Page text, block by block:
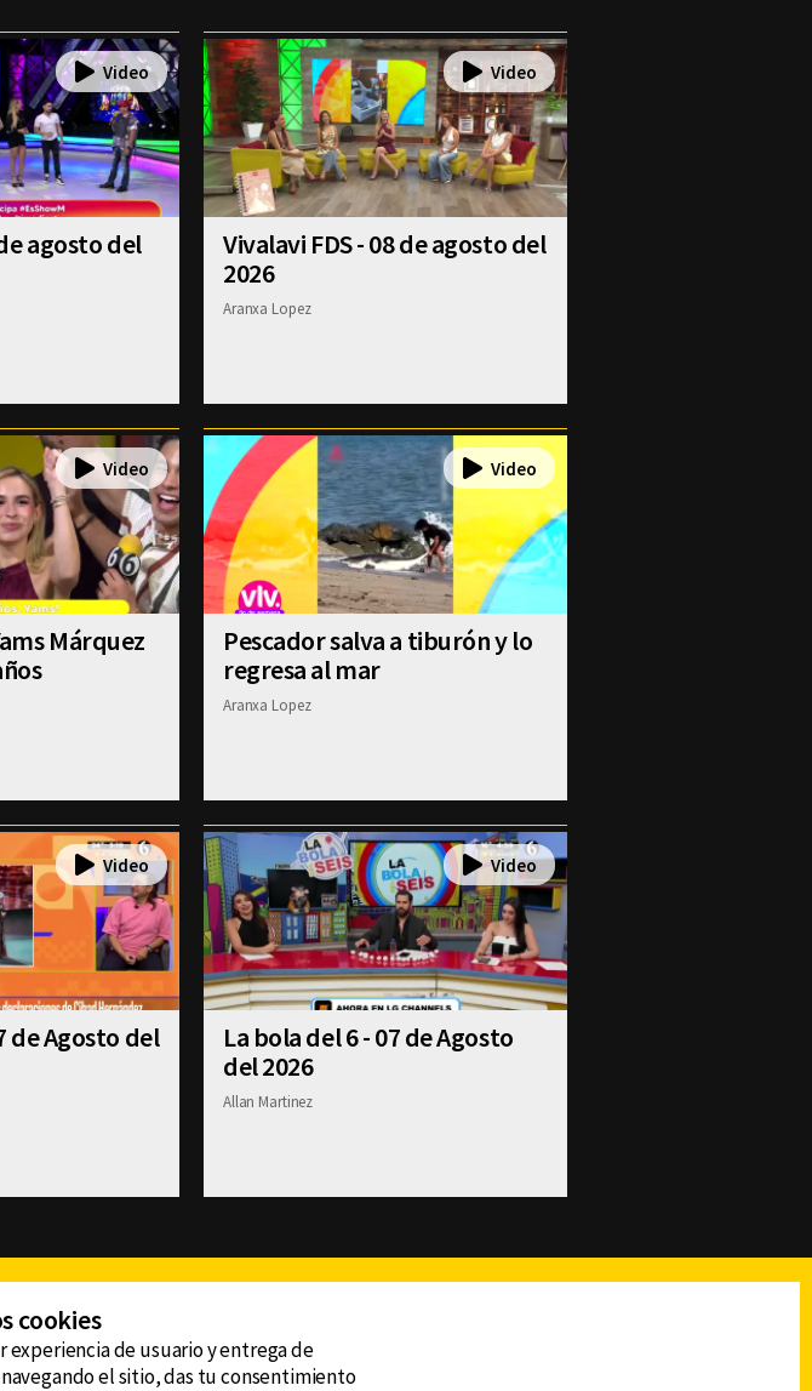
agosto del
Vivalavi FDS - 08 de agosto del
2026
Aranxa Lopez
Márquez
Pescador salva a tiburón y lo
regresa al mar
Aranxa Lopez
de Agosto del
La bola del 6 - 07 de Agosto
del 2026
Allan Martinez
cookies
de usuario y entrega de
el sitio, das tu consentimiento